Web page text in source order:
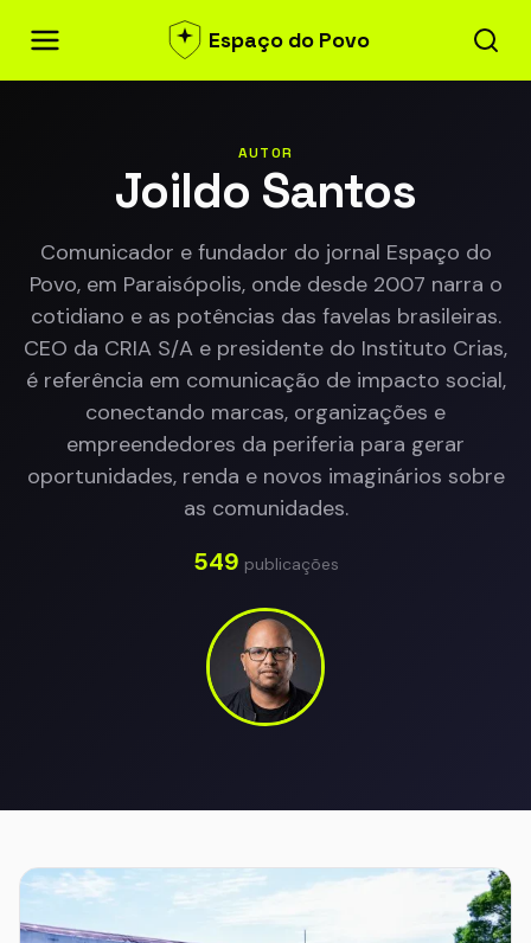
Espaço do Povo
AUTOR
Joildo Santos
Comunicador e fundador do jornal Espaço do
Povo, em Paraisópolis, onde desde 2007 narra o
cotidiano e as potências das favelas brasileiras.
CEO da CRIA S/A e presidente do Instituto Crias,
é referência em comunicação de impacto social,
conectando marcas, organizações e
empreendedores da periferia para gerar
oportunidades, renda e novos imaginários sobre
as comunidades.
549 publicações